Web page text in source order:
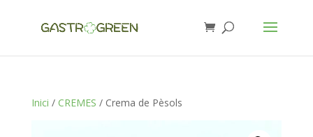
Inici / CREMES / Crema de Pèsols